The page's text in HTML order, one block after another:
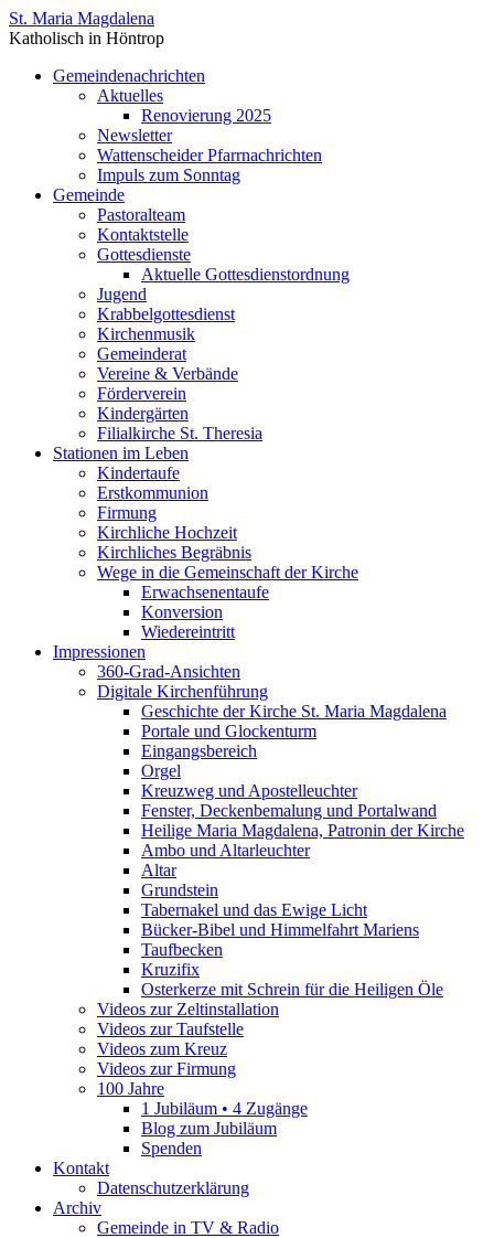
St. Maria Magdalena
Katholisch in Höntrop
Gemeindenachrichten
Aktuelles
Renovierung 2025
Newsletter
Wattenscheider Pfarrnachrichten
Impuls zum Sonntag
Gemeinde
Pastoralteam
Kontaktstelle
Gottesdienste
Aktuelle Gottesdienstordnung
Jugend
Krabbelgottesdienst
Kirchenmusik
Gemeinderat
Vereine & Verbände
Förderverein
Kindergärten
Filialkirche St. Theresia
Stationen im Leben
Kindertaufe
Erstkommunion
Firmung
Kirchliche Hochzeit
Kirchliches Begräbnis
Wege in die Gemeinschaft der Kirche
Erwachsenentaufe
Konversion
Wiedereintritt
Impressionen
360-Grad-Ansichten
Digitale Kirchenführung
Geschichte der Kirche St. Maria Magdalena
Portale und Glockenturm
Eingangsbereich
Orgel
Kreuzweg und Apostelleuchter
Fenster, Deckenbemalung und Portalwand
Heilige Maria Magdalena, Patronin der Kirche
Ambo und Altarleuchter
Altar
Grundstein
Tabernakel und das Ewige Licht
Bücker-Bibel und Himmelfahrt Mariens
Taufbecken
Kruzifix
Osterkerze mit Schrein für die Heiligen Öle
Videos zur Zeltinstallation
Videos zur Taufstelle
Videos zum Kreuz
Videos zur Firmung
100 Jahre
1 Jubiläum • 4 Zugänge
Blog zum Jubiläum
Spenden
Kontakt
Datenschutzerklärung
Archiv
Gemeinde in TV & Radio